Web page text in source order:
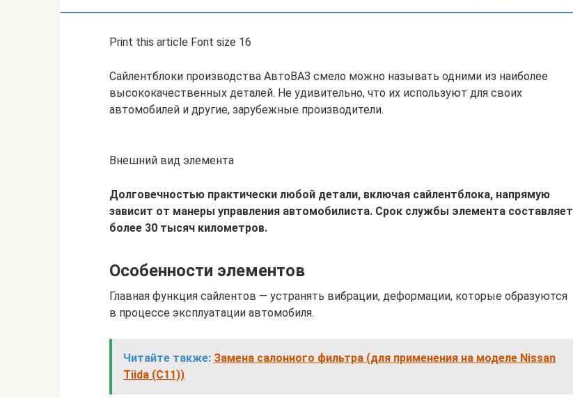
Print this article Font size 16
Сайлентблоки производства АвтоВАЗ смело можно называть одними из наиболее
высококачественных деталей. Не удивительно, что их используют для своих
автомобилей и другие, зарубежные производители.
Внешний вид элемента
Долговечностью практически любой детали, включая сайлентблока, напрямую
зависит от манеры управления автомобилиста. Срок службы элемента составляет
более 30 тысяч километров.
Особенности элементов
Главная функция сайлентов — устранять вибрации, деформации, которые образуются
в процессе эксплуатации автомобиля.
Читайте также: Замена салонного фильтра (для применения на моделе Nissan
Tiida (С11))